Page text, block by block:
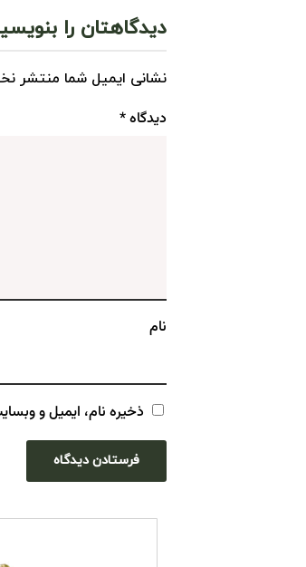
دیدگاهتان را
نشانی ایمیل شما منتشر
دیدگاه*
نام
ذخیره نام، ایمیل و